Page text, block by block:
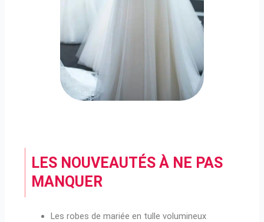
LES NOUVEAUTÉS À NE PAS
MANQUER
Les robes de mariée en tulle volumineux